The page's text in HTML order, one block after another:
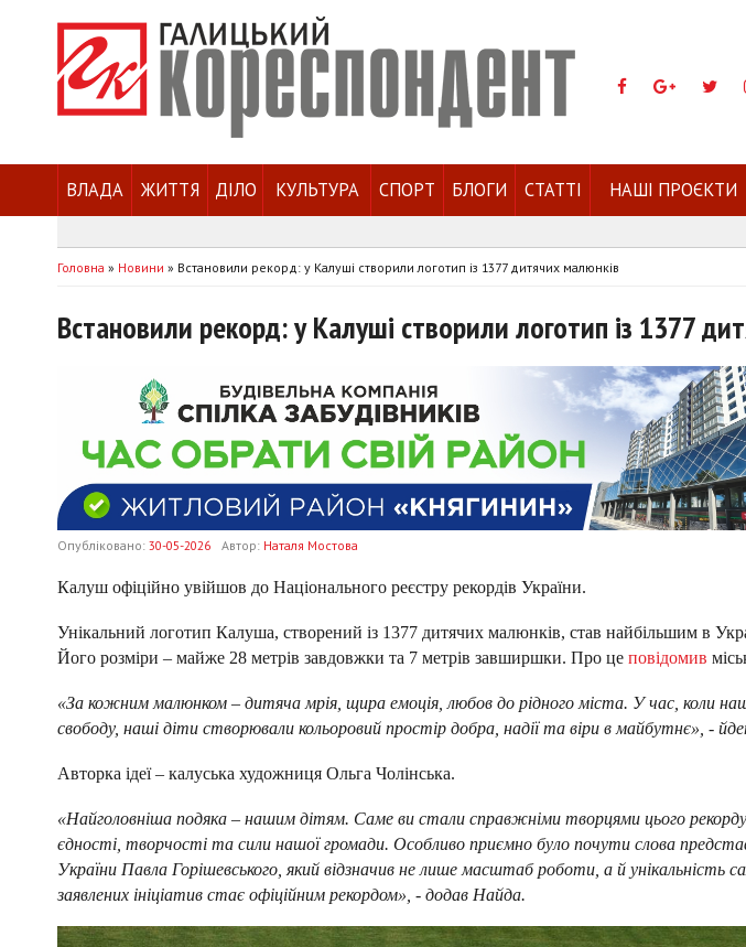
ВЛАДА ЖИТТЯ ДІЛО КУЛЬТУРА СПОРТ БЛОГИ СТАТТІ НАШІ ПРОЄКТИ
Головна » Новини » Встановили рекорд: у Калуші створили логотип із 1377 дитячих малюнків
Встановили рекорд: у Калуші створили логотип із 1377
Опубліковано: 30-05-2026 Автор: Наталя Мостова
Калуш офіційно увійшов до Національного реєстру рекордів України.
Унікальний логотип Калуша, створений із 1377 дитячих малюнків, став найбільшим в
Його розміри – майже 28 метрів завдовжки та 7 метрів завширшки. Про це повідомив
«За кожним малюнком – дитяча мрія, щира емоція, любов до рідного міста. У час, коли
свободу, наші діти створювали кольоровий простір добра, надії та віри в майбутнє», -
Авторка ідеї – калуська художниця Ольга Чолінська.
«Найголовніша подяка – нашим дітям. Саме ви стали справжніми творцями цього
єдності, творчості та сили нашої громади. Особливо приємно було почути слова
України Павла Горішевського, який відзначив не лише масштаб роботи, а й унікальність
заявлених ініціатив стає офіційним рекордом», - додав Найда.